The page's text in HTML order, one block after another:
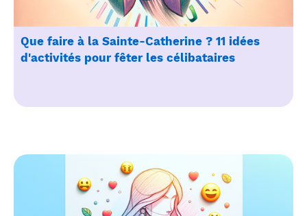
Que faire à la Sainte-Catherine ? 11 idées
d'activités pour fêter les célibataires